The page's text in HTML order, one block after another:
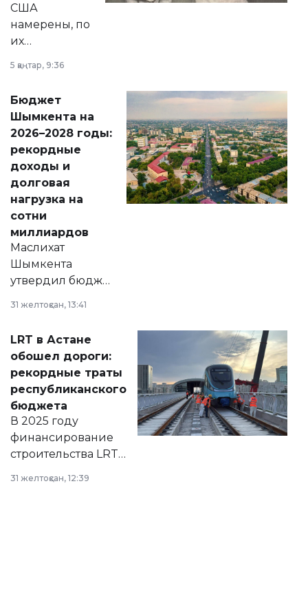
США
намерены, по
их
принести
народу
Венесуэлы.
5 қаңтар, 9:36
Бюджет
Шымкента на
2026–2028 годы:
рекордные
доходы и
долговая
нагрузка на
сотни
миллиардов
Маслихат
Шымкента
утвердил бюджет
2028 годы.
документ
появился в базе
нормативных
правовых актов и
на сайте маслихат
города.
31 желтоқсан, 13:41
LRT в Астане
обошел дороги:
рекордные траты
республиканского
бюджета
В 2025 году
финансирование
строительства LRT
республиканского
31 желтоқсан, 12:39